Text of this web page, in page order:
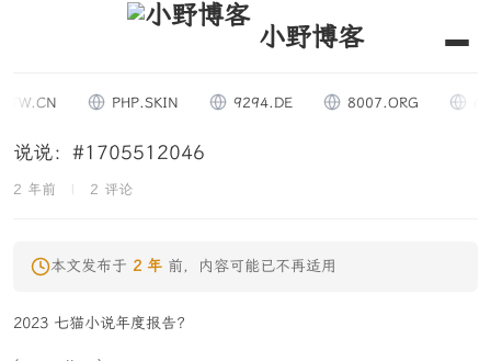
小野博客
PHP.SKIN 9294.DE 8007.ORG
说说：#1705512046
2 年前 2 评论
本文发布于 2 年 前，内容可能已不再适用
2023 七猫小说年度报告？